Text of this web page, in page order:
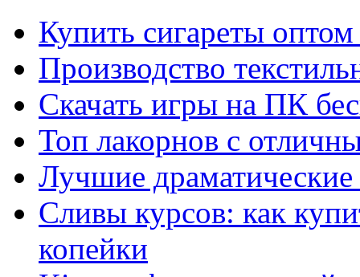
Купить сигареты
Производство
Скачать игры на ПК
Топ лакорнов с
Лучшие
Сливы курсов: как
копейки